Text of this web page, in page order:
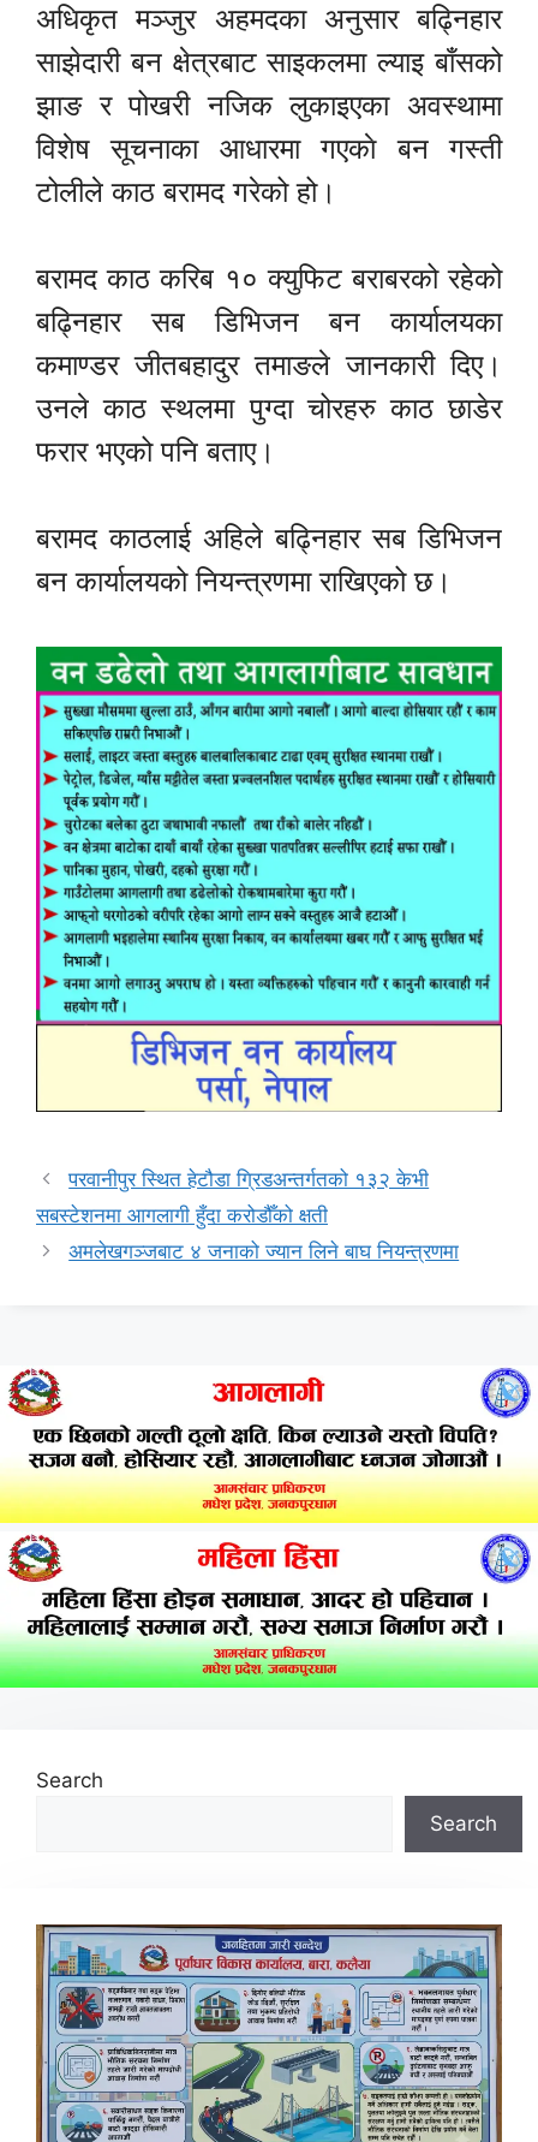
अधिकृत मञ्जुर अहमदका अनुसार बढ्निहार
साझेदारी बन क्षेत्रबाट साइकलमा ल्याइ बाँसको
झाङ र पोखरी नजिक लुकाइएका अवस्थामा
विशेष सूचनाका आधारमा गएकाे बन गस्ती
टोलीले काठ बरामद गरेको हो।
बरामद काठ करिब १० क्युफिट बराबरको रहेको
बढ्निहार सब डिभिजन बन कार्यालयका
कमाण्डर जीतबहादुर तमाङले जानकारी दिए।
उनले काठ स्थलमा पुग्दा चोरहरु काठ छाडेर
फरार भएको पनि बताए।
बरामद काठलाई अहिले बढ्निहार सब डिभिजन
बन कार्यालयको नियन्त्रणमा राखिएको छ।
परवानीपुर स्थित हेटौडा ग्रिडअन्तर्गतको १३२ केभी
सबस्टेशनमा आगलागी हुँदा करोडौँको क्षती
अमलेखगञ्जबाट ४ जनाको ज्यान लिने बाघ नियन्त्रणमा
Search
Search